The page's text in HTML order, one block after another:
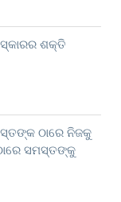
ଶକ୍ତି
ଠାରେ ନିଜକୁ
ସମସ୍ତଙ୍କୁ